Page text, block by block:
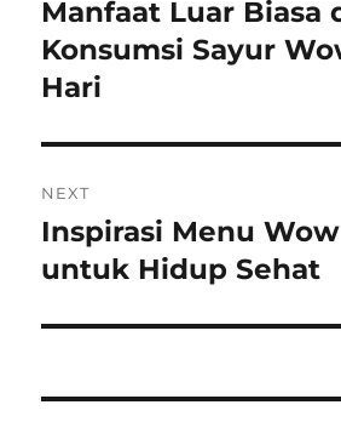
Previous
post:
Manfaat Luar Biasa
Konsumsi Sayur
Hari
NEXT
Next
post:
Inspirasi Menu
untuk Hidup Sehat